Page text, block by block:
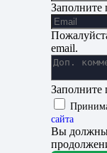
Заполните
email.
Заполните
сайта
Вы должны